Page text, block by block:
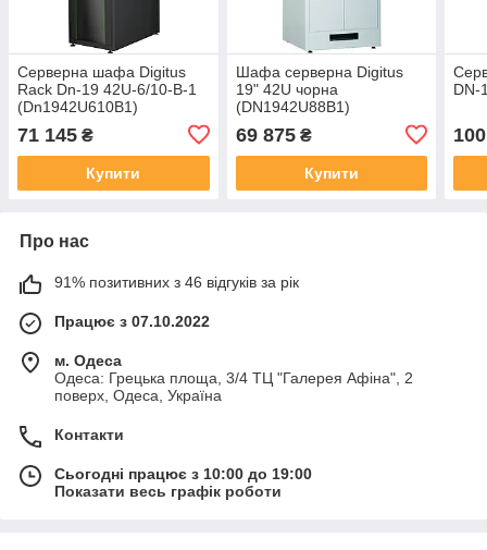
Серверна шафа Digitus
Rack Dn-19 42U-6/10-B-1
(Dn1942U610B1)
71 145 ₴
Купити
Шафа серверна Digitus
19" 42U чорна
(DN1942U88B1)
69 875₴
Купити
DN-
Про нас
91% позитивних з 46 відгуків за рік
Працює з 07.10.2022
м. Одеса
Одеса: Грецька площа, 3/4 ТЦ "Галерея Афіна", 2
поверх, Одеса, Україна
Контакти
Сьогодні працює з 10:00 до 19:00
Показати весь графік роботи